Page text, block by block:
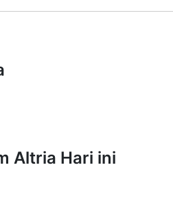
and end of the timeframe in
Altria Hari ini